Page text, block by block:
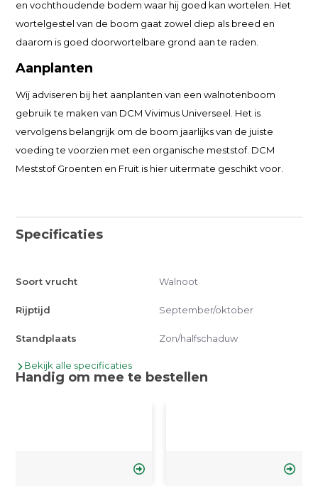
en vochthoudende bodem waar hij goed kan wortelen. Het
wortelgestel van de boom gaat zowel diep als breed en
daarom is goed doorwortelbare grond aan te raden.
Aanplanten
Wij adviseren bij het aanplanten van een walnotenboom
gebruik te maken van DCM Vivimus Universeel. Het is
vervolgens belangrijk om de boom jaarlijks van de juiste
voeding te voorzien met een organische meststof. DCM
Meststof Groenten en Fruit is hier uitermate geschikt voor.
Specificaties
Soort vrucht Walnoot
Rijptijd September/oktober
Standplaats Zon/halfschaduw
Bekijk alle specificaties
Handig om mee te bestellen